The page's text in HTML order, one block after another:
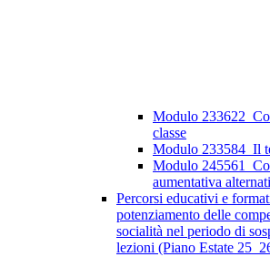
Modulo
classe
Modulo 233584_Il
Modulo
aumentativa
Percorsi educativi e
potenziamento delle
socialità nel periodo di
lezioni (Piano Estate